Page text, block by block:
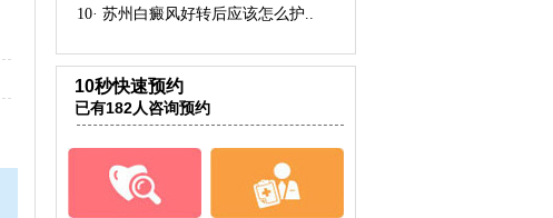
10· 苏州白癜风好转后应该怎么护..
10秒快速预约
已有182人咨询预约